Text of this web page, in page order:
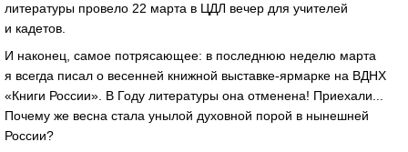
литературы провело 22 марта в ЦДЛ вечер для учителей
и кадетов.
И наконец, самое потрясающее: в последнюю неделю марта
я всегда писал о весенней книжной выставке-ярмарке на ВДНХ
«Книги России». В Году литературы она отменена! Приехали...
Почему же весна стала унылой духовной порой в нынешней
России?